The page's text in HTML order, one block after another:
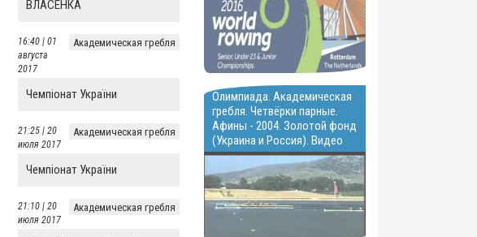
ВЛАСЕНКА
Академическая гребля
16:40 | 01
августа
2017
Чемпіонат України
Академическая гребля
21:25 | 20
июля 2017
Чемпіонат України
Академическая гребля
21:10 | 20
июля 2017
Олимпиада. Академическая
гребля. Четвёрки парные.
Афины - 2004. Золотой фонд
(Украина и Россия). Видео